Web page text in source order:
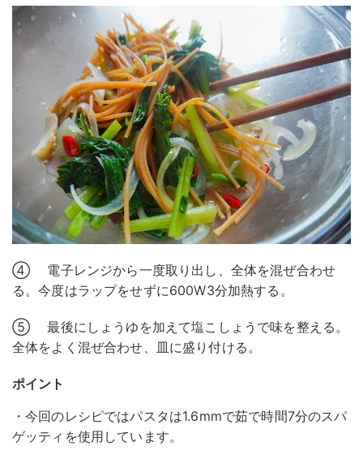
④ 電子レンジから一度取り出し、全体を混ぜ合わせ
る。今度はラップをせずに600W3分加熱する。
⑤ 最後にしょうゆを加えて塩こしょうで味を整える。
全体をよく混ぜ合わせ、皿に盛り付ける。
ポイント
・今回のレシピではパスタは1.6mmで茹で時間7分のスパ
ゲッティを使用しています。